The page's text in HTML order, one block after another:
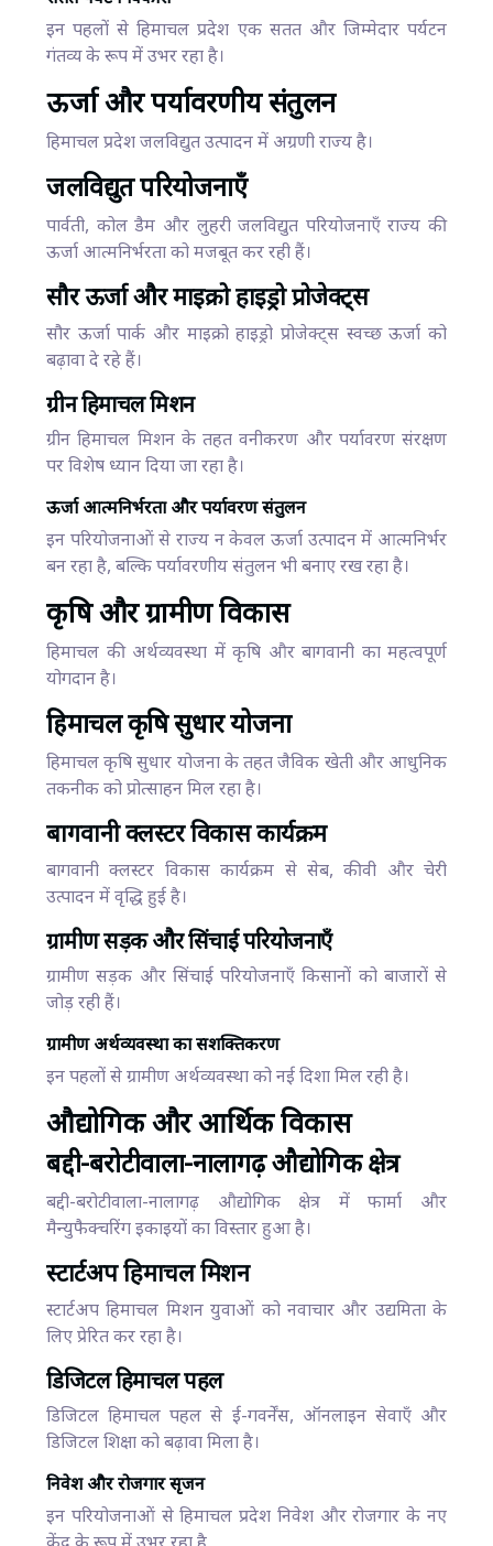
इन पहलों से हिमाचल प्रदेश एक सतत और जिम्मेदार पर्यटन
गंतव्य के रूप में उभर रहा है।
ऊर्जा और पर्यावरणीय संतुलन
हिमाचल प्रदेश जलविद्युत उत्पादन में अग्रणी राज्य है।
जलविद्युत परियोजनाएँ
पार्वती, कोल डैम और लुहरी जलविद्युत परियोजनाएँ राज्य की
ऊर्जा आत्मनिर्भरता को मजबूत कर रही हैं।
सौर ऊर्जा और माइक्रो हाइड्रो प्रोजेक्ट्स
सौर ऊर्जा पार्क और माइक्रो हाइड्रो प्रोजेक्ट्स स्वच्छ ऊर्जा को
बढ़ावा दे रहे हैं।
ग्रीन हिमाचल मिशन
ग्रीन हिमाचल मिशन के तहत वनीकरण और पर्यावरण संरक्षण
पर विशेष ध्यान दिया जा रहा है।
ऊर्जा आत्मनिर्भरता और पर्यावरण संतुलन
इन परियोजनाओं से राज्य न केवल ऊर्जा उत्पादन में आत्मनिर्भर
बन रहा है, बल्कि पर्यावरणीय संतुलन भी बनाए रख रहा है।
कृषि और ग्रामीण विकास
हिमाचल की अर्थव्यवस्था में कृषि और बागवानी का महत्वपूर्ण
योगदान है।
हिमाचल कृषि सुधार योजना
हिमाचल कृषि सुधार योजना के तहत जैविक खेती और आधुनिक
तकनीक को प्रोत्साहन मिल रहा है।
बागवानी क्लस्टर विकास कार्यक्रम
बागवानी क्लस्टर विकास कार्यक्रम से सेब, कीवी और चेरी
उत्पादन में वृद्धि हुई है।
ग्रामीण सड़क और सिंचाई परियोजनाएँ
ग्रामीण सड़क और सिंचाई परियोजनाएँ किसानों को बाजारों से
जोड़ रही हैं।
ग्रामीण अर्थव्यवस्था का सशक्तिकरण
इन पहलों से ग्रामीण अर्थव्यवस्था को नई दिशा मिल रही है।
औद्योगिक और आर्थिक विकास
बद्दी-बरोटीवाला-नालागढ़ औद्योगिक क्षेत्र
बद्दी-बरोटीवाला-नालागढ़ औद्योगिक क्षेत्र में फार्मा और
मैन्युफैक्चरिंग इकाइयों का विस्तार हुआ है।
स्टार्टअप हिमाचल मिशन
स्टार्टअप हिमाचल मिशन युवाओं को नवाचार और उद्यमिता के
लिए प्रेरित कर रहा है।
डिजिटल हिमाचल पहल
डिजिटल हिमाचल पहल से ई-गवर्नेंस, ऑनलाइन सेवाएँ और
डिजिटल शिक्षा को बढ़ावा मिला है।
निवेश और रोजगार सृजन
इन परियोजनाओं से हिमाचल प्रदेश निवेश और रोजगार के नए